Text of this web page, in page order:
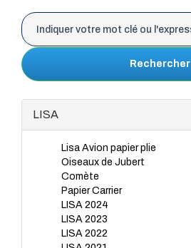
Rechercher
LISA
Lisa Avion papier plie
Oiseaux de Jubert
Comète
Papier Carrier
LISA 2024
LISA 2023
LISA 2022